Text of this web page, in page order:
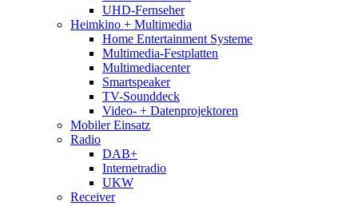
UHD-Fernseher
Heimkino + Multimedia
Home Entertainment Systeme
Multimedia-Festplatten
Multimediacenter
Smartspeaker
TV-Sounddeck
Video- + Datenprojektoren
Mobiler Einsatz
Radio
DAB+
Internetradio
UKW
Receiver